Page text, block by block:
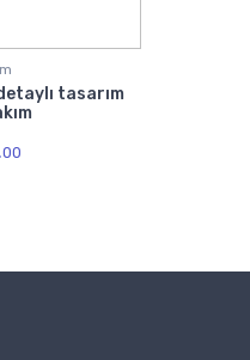
tasarım
00